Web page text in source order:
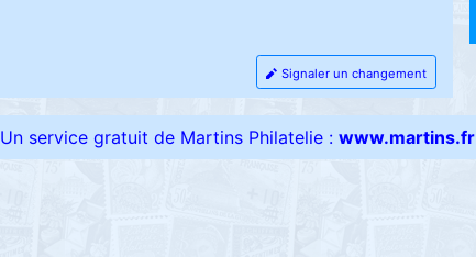
Signaler un changement
Un service gratuit de Martins Philatelie : www.martins.fr